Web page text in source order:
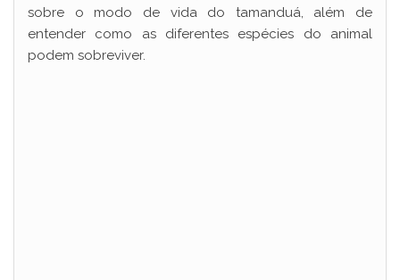
sobre o modo de vida do tamanduá, além de
entender como as diferentes espécies do animal
podem sobreviver.